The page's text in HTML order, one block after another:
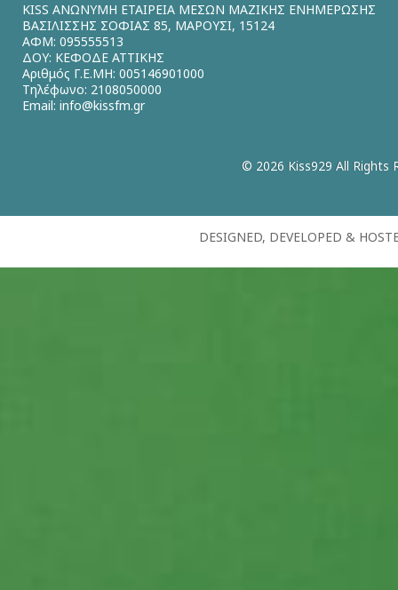
KISS ΑΝΩΝΥΜΗ ΕΤΑΙΡΕΙΑ ΜΕΣΩΝ ΜΑΖΙΚΗΣ ΕΝΗΜΕΡΩΣΗΣ
ΒΑΣΙΛΙΣΣΗΣ ΣΟΦΙΑΣ 85, ΜΑΡΟΥΣΙ, 15124
ΑΦΜ: 095555513
ΔΟΥ: ΚΕΦΟΔΕ ΑΤΤΙΚΗΣ
Αριθμός Γ.Ε.ΜΗ: 005146901000
Τηλέφωνο: 2108050000
Email: info@kissfm.gr
© 2026 Kiss929 All Rights
DESIGNED, DEVELOPED &